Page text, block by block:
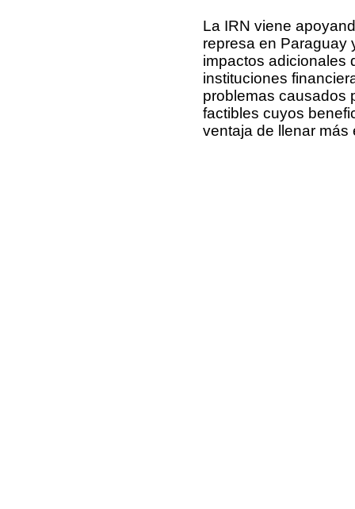
La IRN viene
represa en Paraguay
impactos adicionales
instituciones
problemas causados
factibles cuyos
ventaja de llenar más